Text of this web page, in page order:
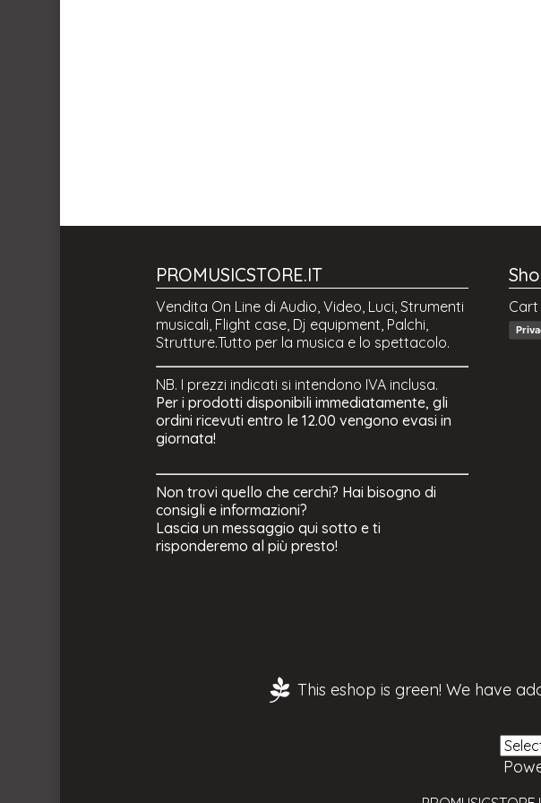
PROMUSICSTORE.IT
Vendita On Line di Audio, Video, Luci, Strumenti
musicali, Flight case, Dj equipment, Palchi,
Strutture.Tutto per la musica e lo spettacolo.
NB. I prezzi indicati si intendono IVA inclusa.
Per i prodotti disponibili immediatamente, gli
ordini ricevuti entro le 12.00 vengono evasi in
giornata!
Non trovi quello che cerchi? Hai bisogno di
consigli e informazioni?
Lascia un messaggio qui sotto e ti
risponderemo al più presto!
Cart
This eshop is green! We have